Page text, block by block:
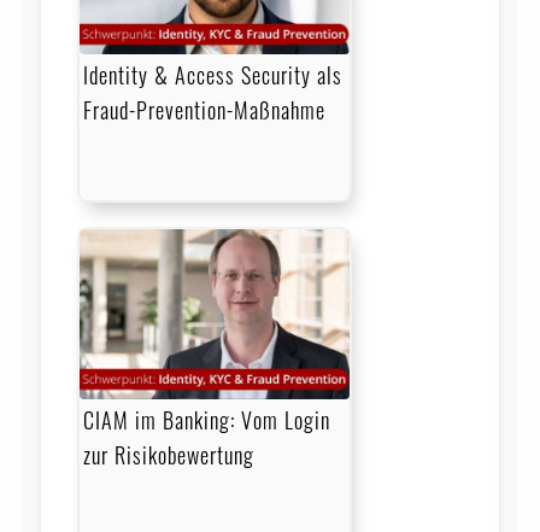
Identity & Access Security als
Fraud-Prevention-Maßnahme
CIAM im Banking: Vom Login
zur Risikobewertung